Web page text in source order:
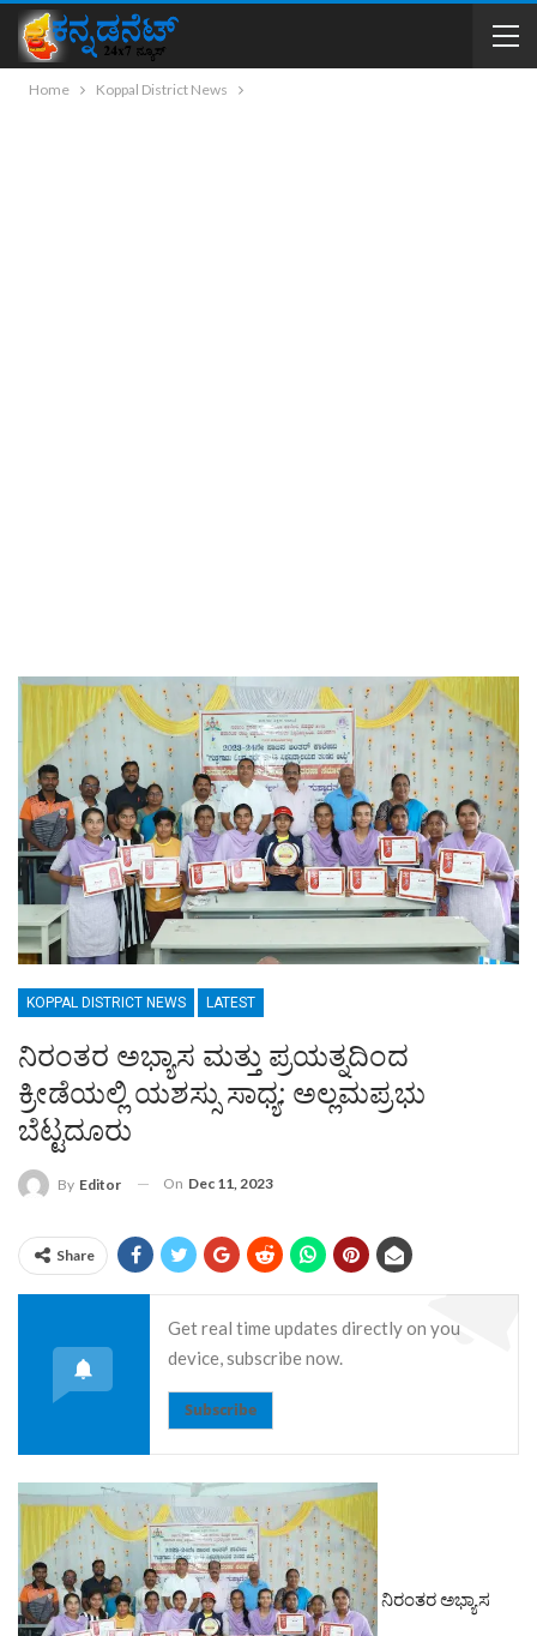
Home Koppal District News
KOPPAL DISTRICT NEWS LATEST
ನಿರಂತರ ಅಭ್ಯಾಸ ಮತ್ತು ಪ್ರಯತ್ನದಿಂದ
ಕ್ರೀಡೆಯಲ್ಲಿ ಯಶಸ್ಸು ಸಾಧ್ಯ: ಅಲ್ಲಮಪ್ರಭು
ಬೆಟ್ಟದೂರು
By Editor On Dec 11, 2023
Share
Get real time updates directly on you
device, subscribe now.
Subscribe
ನಿರಂತರ ಅಭ್ಯಾಸ